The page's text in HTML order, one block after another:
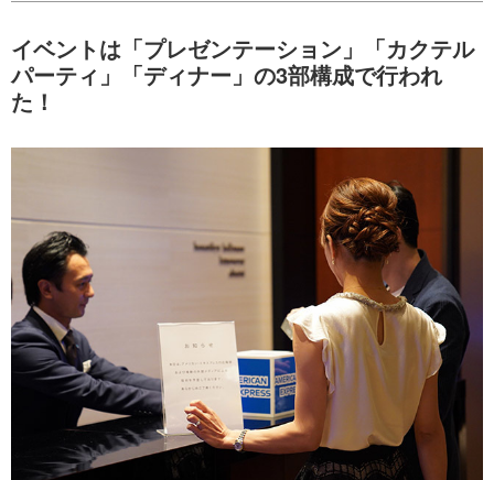
イベントは「プレゼンテーション」「カクテル
パーティ」「ディナー」の3部構成で行われ
た！